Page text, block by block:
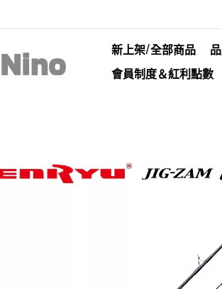
新上架/全部商品
會員制度＆紅利點數